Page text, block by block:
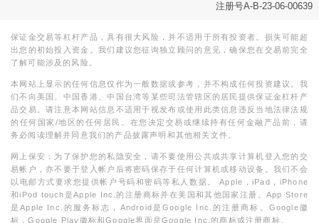
注册号A-B-23-06-00639
保证金交易等杠杆产品，具有很大风险，并不适用于所有投资者。损失可能超
出您的初始投入资金。我们建议您征询独立顾问的意见，确保您在交易前完全
了解可能涉及的风险。
本网站上显示的任何信息仅作为一般数据或参考，并不构成任何投资建议。我
们不向美国、中国香港、中国台湾等某些司法管辖区的居民提供保证金杠杆产
品交易。请注意本网站信息不适用于视发布或使用此类信息违反当地法律法规
的任何国家/地区的任何居民。在您决定交易或继续持有任何金融产品前，请
务必阅读理解并同意我们的产品披露声明和其他相关文件。
网上保安：为了保护您的私隐安全，请不要使用公共或共享计算机登入您的交
易帐户，亦不要于登入帐户后将密码保存于任何计算机或移动设备。我们不会
以电邮方式要求您提供帐户号码和密码等私人数据。 Apple，iPad，iPhone
和iPod touch是Apple Inc.的注册商标并在美国和其他国家注册。App Store
是Apple Inc.的服务标志，Android是Google Inc.的注册商标。Google徽
标，Google Play徽标和Google界面是Google Inc.的商标或注册商标。